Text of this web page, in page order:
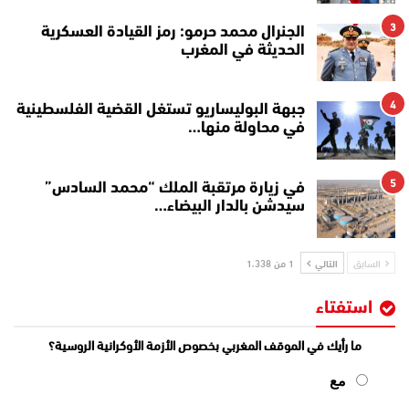
3
الجنرال محمد حرمو: رمز القيادة العسكرية
الحديثة في المغرب
4
جبهة البوليساريو تستغل القضية الفلسطينية
في محاولة منها…
5
في زيارة مرتقبة الملك “محمد السادس”
سيدشن بالدار البيضاء…
السابق التالي 1 من 1٬338
استفتاء
ما رأيك في الموقف المغربي بخصوص الأزمة الأوكرانية الروسية؟
مع